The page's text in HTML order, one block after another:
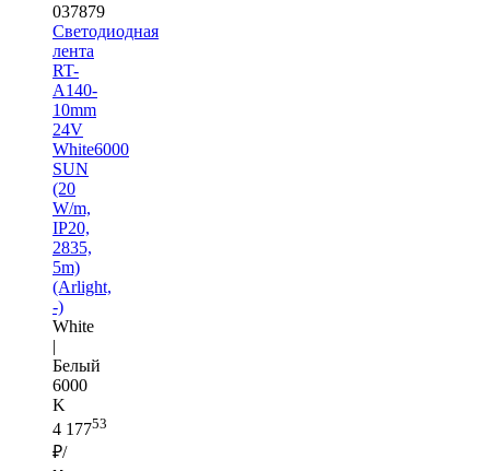
037879
Светодиодная
лента
RT-
A140-
10mm
24V
White6000
SUN
(20
W/m,
IP20,
2835,
5m)
(Arlight,
-)
White
|
Белый
6000
K
4 17753
₽/